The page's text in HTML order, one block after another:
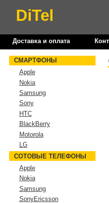
DiTel
Доставка и оплата
СМАРТФОНЫ
Apple
Nokia
Samsung
Sony
HTC
BlackBerry
Motorola
LG
СОТОВЫЕ ТЕЛЕФОНЫ
Apple
Nokia
Samsung
SonyEricsson